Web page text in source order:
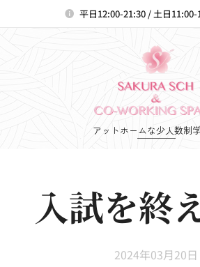
平日12:00-21:30 / 土日11:00-
アットホームな少人数制
入試を終
2024年03月20日